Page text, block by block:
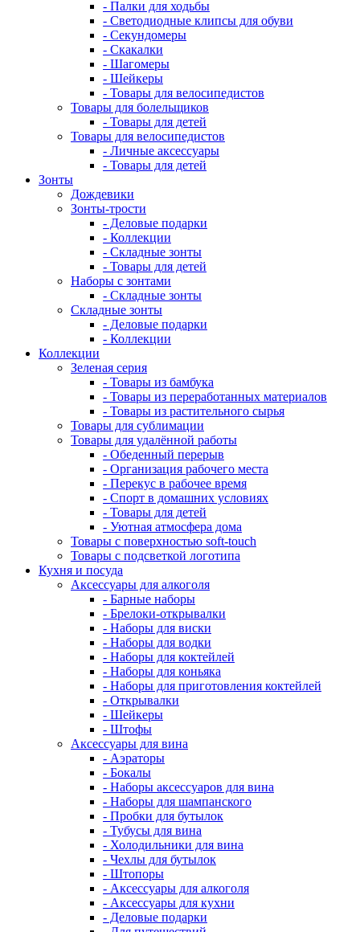
- Палки для ходьбы
- Светодиодные клипсы для обуви
- Секундомеры
- Скакалки
- Шагомеры
- Шейкеры
- Товары для велосипедистов
Товары для болельщиков
- Товары для детей
Товары для велосипедистов
- Личные аксессуары
- Товары для детей
Зонты
Дождевики
Зонты-трости
- Деловые подарки
- Коллекции
- Складные зонты
- Товары для детей
Наборы с зонтами
- Складные зонты
Складные зонты
- Деловые подарки
- Коллекции
Коллекции
Зеленая серия
- Товары из бамбука
- Товары из переработанных материалов
- Товары из растительного сырья
Товары для сублимации
Товары для удалённой работы
- Обеденный перерыв
- Организация рабочего места
- Перекус в рабочее время
- Спорт в домашних условиях
- Товары для детей
- Уютная атмосфера дома
Товары с поверхностью soft-touch
Товары с подсветкой логотипа
Кухня и посуда
Аксессуары для алкоголя
- Барные наборы
- Брелоки-открывалки
- Наборы для виски
- Наборы для водки
- Наборы для коктейлей
- Наборы для коньяка
- Наборы для приготовления коктейлей
- Открывалки
- Шейкеры
- Штофы
Аксессуары для вина
- Аэраторы
- Бокалы
- Наборы аксессуаров для вина
- Наборы для шампанского
- Пробки для бутылок
- Тубусы для вина
- Холодильники для вина
- Чехлы для бутылок
- Штопоры
- Аксессуары для алкоголя
- Аксессуары для кухни
- Деловые подарки